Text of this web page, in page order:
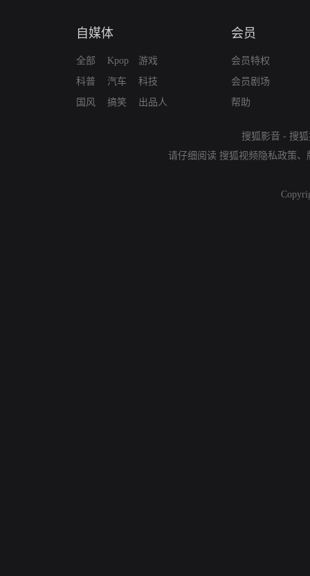
自媒体
全部
科普
国风
Kpop
汽车
搞笑
游戏
科技
出品人
会员
会员特权
会员剧场
帮助
搜狐影音 - 搜
请仔细阅读 搜狐视频隐私政策、